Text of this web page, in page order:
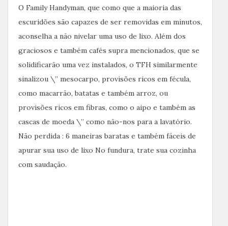
O Family Handyman, que como que a maioria das
escuridões são capazes de ser removidas em minutos,
aconselha a não nivelar uma uso de lixo. Além dos
graciosos e também cafés supra mencionados, que se
solidificarão uma vez instalados, o TFH similarmente
sinalizou \” mesocarpo, provisões ricos em fécula,
como macarrão, batatas e também arroz, ou
provisões ricos em fibras, como o aipo e também as
cascas de moeda \” como não-nos para a lavatório.
Não perdida : 6 maneiras baratas e também fáceis de
apurar sua uso de lixo No fundura, trate sua cozinha
com saudação.